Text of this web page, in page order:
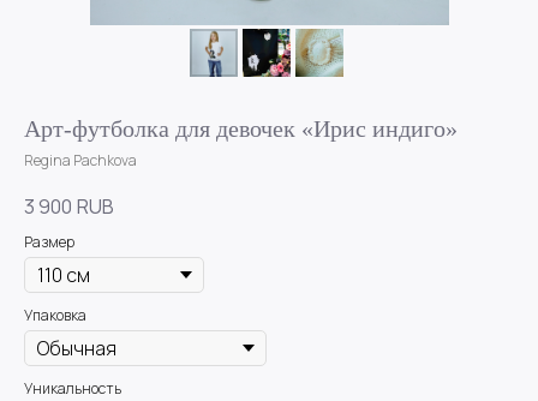
Арт-футболка для девочек «Ирис индиго»
Regina Pachkova
3 900 RUB
Размер
Упаковка
Уникальность